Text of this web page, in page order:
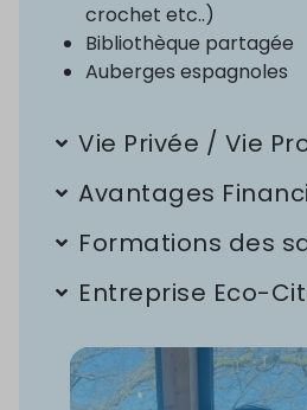
crochet etc..)
Bibliothèque partagée
Auberges espagnoles
Vie Privée / Vie
Avantages
Formations des
Entreprise Eco-